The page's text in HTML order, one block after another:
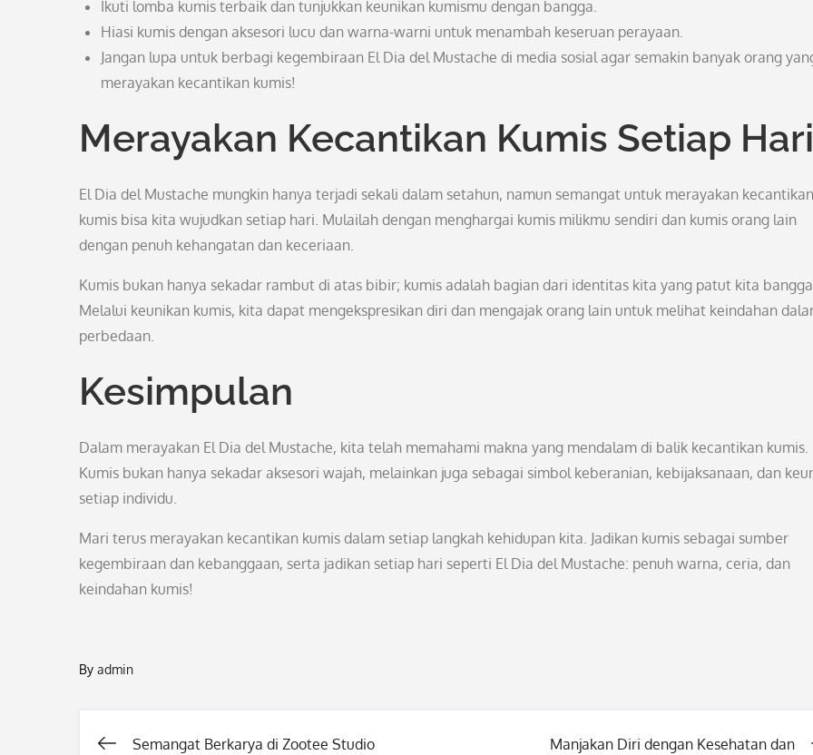
Ikuti lomba kumis terbaik dan tunjukkan keunikan kumismu dengan bangga.
Hiasi kumis dengan aksesori lucu dan warna-warni untuk menambah keseruan perayaan.
Jangan lupa untuk berbagi kegembiraan El Dia del Mustache di media sosial agar semakin banyak orang
merayakan kecantikan kumis!
Merayakan Kecantikan Kumis Setiap Hari
El Dia del Mustache mungkin hanya terjadi sekali dalam setahun, namun semangat untuk merayakan kecantikan
kumis bisa kita wujudkan setiap hari. Mulailah dengan menghargai kumis milikmu sendiri dan kumis orang lain
dengan penuh kehangatan dan keceriaan.
Kumis bukan hanya sekadar rambut di atas bibir; kumis adalah bagian dari identitas kita yang patut kita
Melalui keunikan kumis, kita dapat mengekspresikan diri dan mengajak orang lain untuk melihat keindahan
perbedaan.
Kesimpulan
Dalam merayakan El Dia del Mustache, kita telah memahami makna yang mendalam di balik kecantikan kumis.
Kumis bukan hanya sekadar aksesori wajah, melainkan juga sebagai simbol keberanian, kebijaksanaan, dan
setiap individu.
Mari terus merayakan kecantikan kumis dalam setiap langkah kehidupan kita. Jadikan kumis sebagai sumber
kegembiraan dan kebanggaan, serta jadikan setiap hari seperti El Dia del Mustache: penuh warna, ceria, dan
keindahan kumis!
By admin
Semangat Berkarya di Zootee Studio Manjakan Diri dengan Kesehatan dan